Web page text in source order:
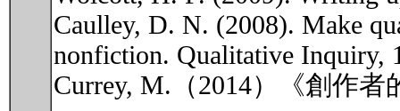
Caulley, D. N. (2008). Make
nonfiction. Qualitative Inquiry,
Currey, M.（2014）《創作